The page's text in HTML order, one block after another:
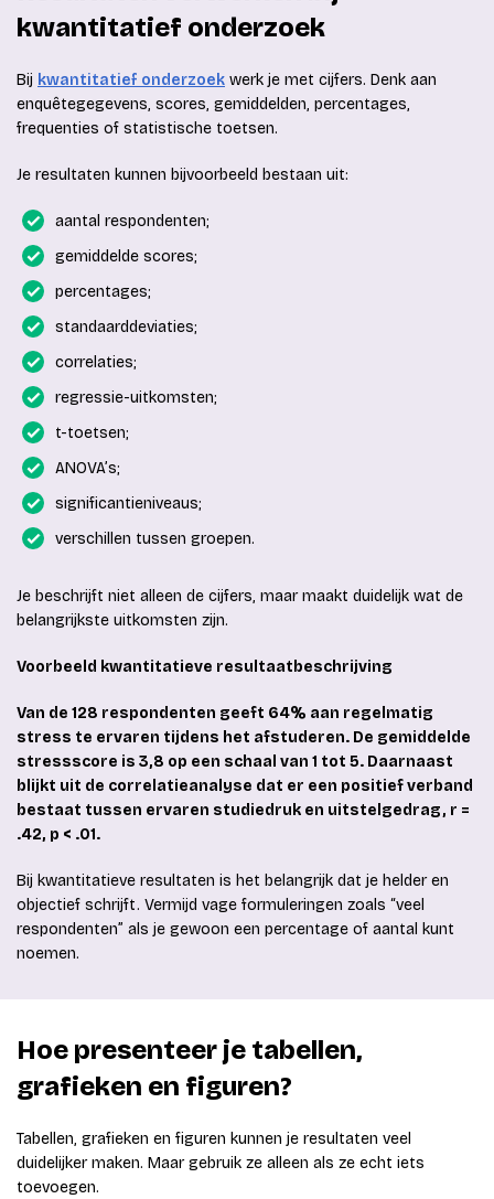
kwantitatief onderzoek
Bij kwantitatief onderzoek werk je met cijfers. Denk aan
enquêtegegevens, scores, gemiddelden, percentages,
frequenties of statistische toetsen.
Je resultaten kunnen bijvoorbeeld bestaan uit:
aantal respondenten;
gemiddelde scores;
percentages;
standaarddeviaties;
correlaties;
regressie-uitkomsten;
t-toetsen;
ANOVA’s;
significantieniveaus;
verschillen tussen groepen.
Je beschrijft niet alleen de cijfers, maar maakt duidelijk wat de
belangrijkste uitkomsten zijn.
Voorbeeld kwantitatieve resultaatbeschrijving
Van de 128 respondenten geeft 64% aan regelmatig
stress te ervaren tijdens het afstuderen. De gemiddelde
stressscore is 3,8 op een schaal van 1 tot 5. Daarnaast
blijkt uit de correlatieanalyse dat er een positief verband
bestaat tussen ervaren studiedruk en uitstelgedrag, r =
.42, p < .01.
Bij kwantitatieve resultaten is het belangrijk dat je helder en
objectief schrijft. Vermijd vage formuleringen zoals “veel
respondenten” als je gewoon een percentage of aantal kunt
noemen.
Hoe presenteer je tabellen,
grafieken en figuren?
Tabellen, grafieken en figuren kunnen je resultaten veel
duidelijker maken. Maar gebruik ze alleen als ze echt iets
toevoegen.